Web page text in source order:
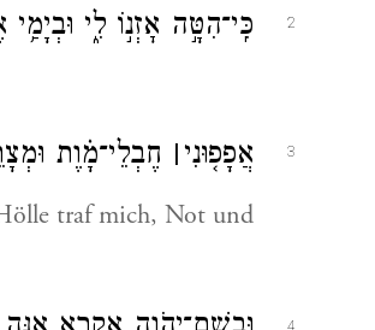
2 כִּֽי־הִטָּ֣ה אׇזְנ֣וֹ לִ֑י וּבְיָמַ֥י
3 אֲפָפ֤וּנִי׀ חֶבְלֵי־מָ֗וֶת
traf mich, Not und
4